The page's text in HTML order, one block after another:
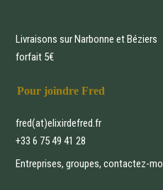
Livraisons sur Narbonne et Béziers
forfait 5€
Pour joindre Fred
fred(at)elixirdefred.fr
+33 6 75 49 41 28
Entreprises, groupes, contactez-